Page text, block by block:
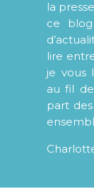
la
ce
lire
je vous
au fil
part